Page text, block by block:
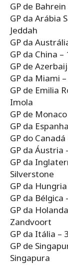
GP de
GP da Arábia
Jeddah
GP da
GP da China
GP de
GP da Miami
GP de Emilia
Imola
GP de
GP da
GP do
GP da Áustria
GP da
Silverstone
GP da
GP da Bélgica
GP da
Zandvoort
GP da Itália –
GP de
Singapura